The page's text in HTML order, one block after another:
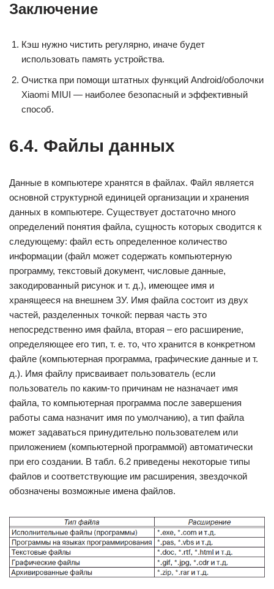
Заключение
Кэш нужно чистить регулярно, иначе будет
использовать память устройства.
Очистка при помощи штатных функций Android/оболочки
Xiaomi MIUI — наиболее безопасный и эффективный
способ.
6.4. Файлы данных
Данные в компьютере хранятся в файлах. Файл является
основной структурной единицей организации и хранения
данных в компьютере. Существует достаточно много
определений понятия файла, сущность которых сводится к
следующему: файл есть определенное количество
информации (файл может содержать компьютерную
программу, текстовый документ, числовые данные,
закодированный рисунок и т. д.), имеющее имя и
хранящееся на внешнем ЗУ. Имя файла состоит из двух
частей, разделенных точкой: первая часть это
непосредственно имя файла, вторая – его расширение,
определяющее его тип, т. е. то, что хранится в конкретном
файле (компьютерная программа, графические данные и т.
д.). Имя файлу присваивает пользователь (если
пользователь по каким-то причинам не назначает имя
файла, то компьютерная программа после завершения
работы сама назначит имя по умолчанию), а тип файла
может задаваться принудительно пользователем или
приложением (компьютерной программой) автоматически
при его создании. В табл. 6.2 приведены некоторые типы
файлов и соответствующие им расширения, звездочкой
обозначены возможные имена файлов.